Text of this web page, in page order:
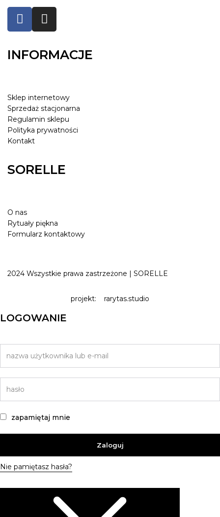
INFORMACJE
Sklep internetowy
Sprzedaż stacjonarna
Regulamin sklepu
Polityka prywatności
Kontakt
SORELLE
O nas
Rytuały piękna
Formularz kontaktowy
2024 Wszystkie prawa zastrzeżone | SORELLE
projekt: rarytas.studio
LOGOWANIE
zapamiętaj mnie
Zaloguj
Nie pamiętasz hasła?